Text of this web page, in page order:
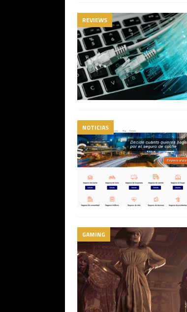
REVIEWS
NOTICIAS
GAMING